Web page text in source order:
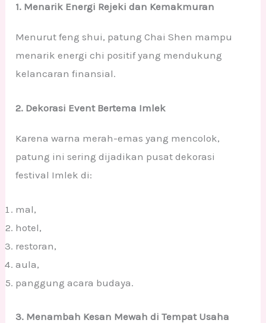
1. Menarik Energi Rejeki dan Kemakmuran
Menurut feng shui, patung Chai Shen mampu
menarik energi chi positif yang mendukung
kelancaran finansial.
2. Dekorasi Event Bertema Imlek
Karena warna merah-emas yang mencolok,
patung ini sering dijadikan pusat dekorasi
festival Imlek di:
mal,
hotel,
restoran,
aula,
panggung acara budaya.
3. Menambah Kesan Mewah di Tempat Usaha